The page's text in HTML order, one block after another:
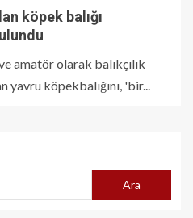
köpek balığı
amatör olarak balıkçılık
yavru köpekbalığını, 'bir...
Ara